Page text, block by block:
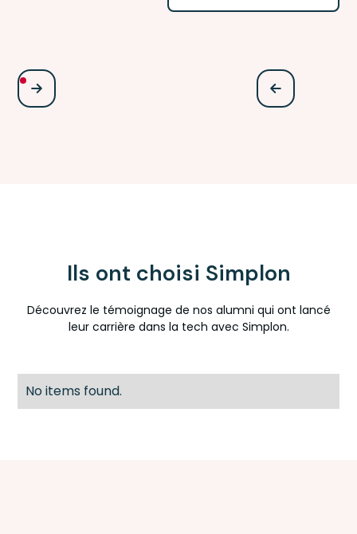
Ils ont choisi Simplon
Découvrez le témoignage de nos alumni qui ont lancé
leur carrière dans la tech avec Simplon.
No items found.